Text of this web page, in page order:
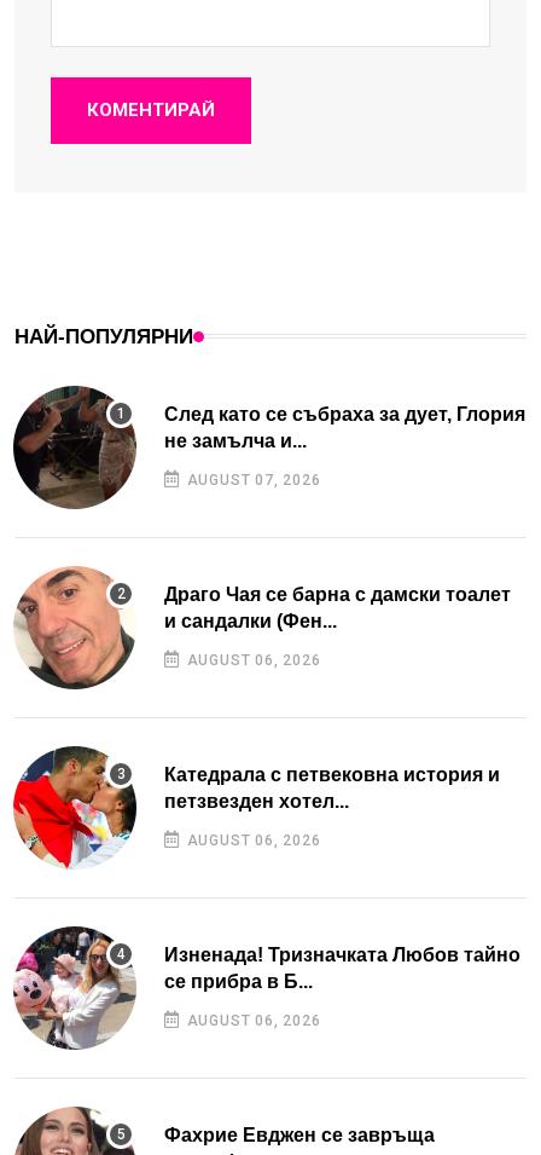
КОМЕНТИРАЙ
НАЙ-ПОПУЛЯРНИ
След като се събраха за дует, Глория
не замълча и...
AUGUST 07, 2026
Драго Чая се барна с дамски тоалет
и сандалки (Фен...
AUGUST 06, 2026
Катедрала с петвековна история и
петзвезден хотел...
AUGUST 06, 2026
Изненада! Тризначката Любов тайно
се прибра в Б...
AUGUST 06, 2026
Фахрие Евджен се завръща